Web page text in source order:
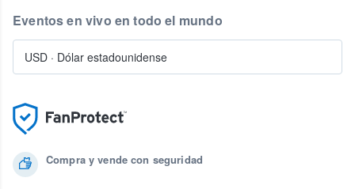
Compra y vende con seguridad
Eventos en vivo en todo el mundo
USD · Dólar estadounidense